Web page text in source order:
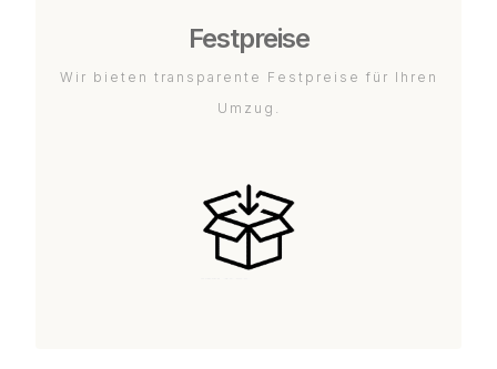
Festpreise
Wir bieten transparente Festpreise für Ihren
Umzug.